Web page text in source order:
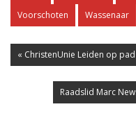
Voorschoten
Wassenaar
« ChristenUnie Leiden op
Raadslid Marc